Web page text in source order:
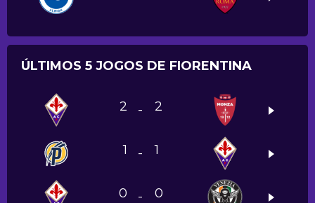
ÚLTIMOS 5 JOGOS DE FIORENTINA
2 - 2
1 - 1
0 - 0